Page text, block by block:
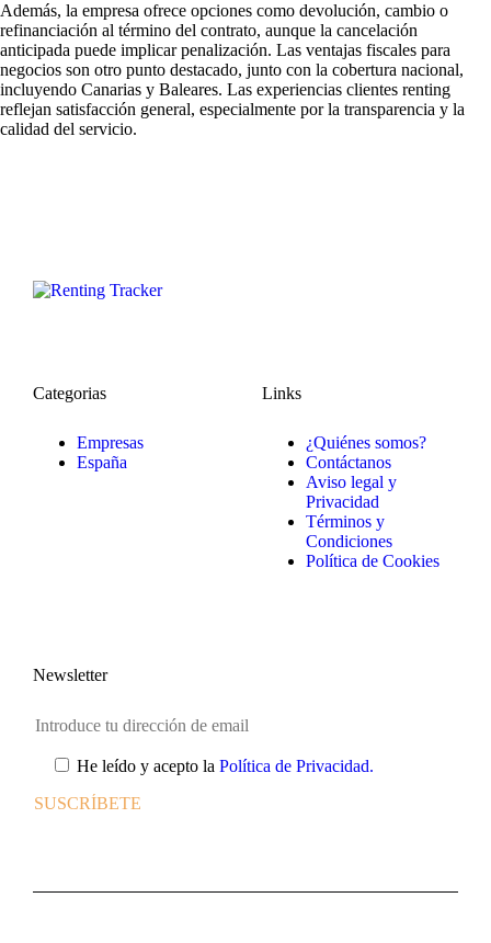
Además, la empresa ofrece opciones como devolución, cambio o
refinanciación al término del contrato, aunque la cancelación
anticipada puede implicar penalización. Las ventajas fiscales para
negocios son otro punto destacado, junto con la cobertura nacional,
incluyendo Canarias y Baleares. Las experiencias clientes renting
reflejan satisfacción general, especialmente por la transparencia y la
calidad del servicio.
Categorias
Empresas
España
Links
¿Quiénes somos?
Contáctanos
Aviso legal y
Privacidad
Términos y
Condiciones
Política de Cookies
Newsletter
He leído y acepto la Política de Privacidad.